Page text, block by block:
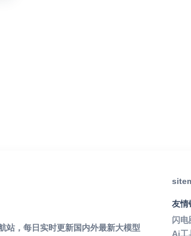
站，每日实时更新国内外最新大模型
友情
闪电
Ai工